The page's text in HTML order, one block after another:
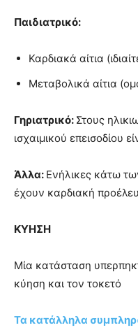
Παιδιατρικό:
Καρδιακά αίτια
Μεταβολικά αίτια
Γηριατρικό: Στους
ισχαιμικού επεισοδίου
Άλλα: Ενήλικες κάτω
έχουν καρδιακή
ΚΥΗΣΗ
Μία κατάσταση
κύηση και τον τοκετό
Τα κατάλληλα